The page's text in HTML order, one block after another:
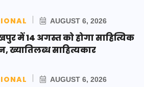
AUGUST 6, 2026
में 14 अगस्त को होगा साहित्यिक
ख्यातिलब्ध साहित्यकार
AUGUST 6, 2026